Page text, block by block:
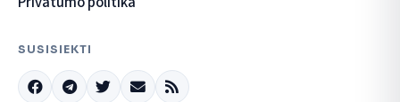
SUSISIEKTI